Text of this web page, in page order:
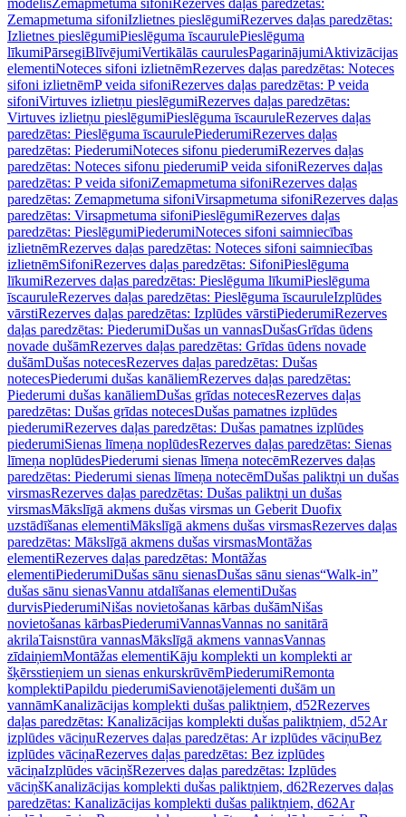
modelisZemapmetuma sifoniRezerves daļas paredzētas:
Zemapmetuma sifoniIzlietnes pieslēgumiRezerves daļas paredzētas:
Izlietnes pieslēgumiPieslēguma īscaurulePieslēguma
līkumiPārsegiBlīvējumiVertikālās caurulesPagarinājumiAktivizācijas
elementiNoteces sifoni izlietnēmRezerves daļas paredzētas: Noteces
sifoni izlietnēmP veida sifoniRezerves daļas paredzētas: P veida
sifoniVirtuves izlietņu pieslēgumiRezerves daļas paredzētas:
Virtuves izlietņu pieslēgumiPieslēguma īscauruleRezerves daļas
paredzētas: Pieslēguma īscaurulePiederumiRezerves daļas
paredzētas: PiederumiNoteces sifonu piederumiRezerves daļas
paredzētas: Noteces sifonu piederumiP veida sifoniRezerves daļas
paredzētas: P veida sifoniZemapmetuma sifoniRezerves daļas
paredzētas: Zemapmetuma sifoniVirsapmetuma sifoniRezerves daļas
paredzētas: Virsapmetuma sifoniPieslēgumiRezerves daļas
paredzētas: PieslēgumiPiederumiNoteces sifoni saimniecības
izlietnēmRezerves daļas paredzētas: Noteces sifoni saimniecības
izlietnēmSifoniRezerves daļas paredzētas: SifoniPieslēguma
līkumiRezerves daļas paredzētas: Pieslēguma līkumiPieslēguma
īscauruleRezerves daļas paredzētas: Pieslēguma īscauruleIzplūdes
vārstiRezerves daļas paredzētas: Izplūdes vārstiPiederumiRezerves
daļas paredzētas: PiederumiDušas un vannasDušasGrīdas ūdens
novade dušāmRezerves daļas paredzētas: Grīdas ūdens novade
dušāmDušas notecesRezerves daļas paredzētas: Dušas
notecesPiederumi dušas kanāliemRezerves daļas paredzētas:
Piederumi dušas kanāliemDušas grīdas notecesRezerves daļas
paredzētas: Dušas grīdas notecesDušas pamatnes izplūdes
piederumiRezerves daļas paredzētas: Dušas pamatnes izplūdes
piederumiSienas līmeņa noplūdesRezerves daļas paredzētas: Sienas
līmeņa noplūdesPiederumi sienas līmeņa notecēmRezerves daļas
paredzētas: Piederumi sienas līmeņa notecēmDušas paliktņi un dušas
virsmasRezerves daļas paredzētas: Dušas paliktņi un dušas
virsmasMākslīgā akmens dušas virsmas un Geberit Duofix
uzstādīšanas elementiMākslīgā akmens dušas virsmasRezerves daļas
paredzētas: Mākslīgā akmens dušas virsmasMontāžas
elementiRezerves daļas paredzētas: Montāžas
elementiPiederumiDušas sānu sienasDušas sānu sienas“Walk-in”
dušas sānu sienasVannu atdalīšanas elementiDušas
durvisPiederumiNišas novietošanas kārbas dušāmNišas
novietošanas kārbasPiederumiVannasVannas no sanitārā
akrilaTaisnstūra vannasMākslīgā akmens vannasVannas
zīdaiņiemMontāžas elementiKāju komplekti un komplekti ar
šķērsstieņiem un sienas enkurskrūvēmPiederumiRemonta
komplektiPapildu piederumiSavienotājelementi dušām un
vannāmKanalizācijas komplekti dušas paliktņiem, d52Rezerves
daļas paredzētas: Kanalizācijas komplekti dušas paliktņiem, d52Ar
izplūdes vāciņuRezerves daļas paredzētas: Ar izplūdes vāciņuBez
izplūdes vāciņaRezerves daļas paredzētas: Bez izplūdes
vāciņaIzplūdes vāciņšRezerves daļas paredzētas: Izplūdes
vāciņšKanalizācijas komplekti dušas paliktņiem, d62Rezerves daļas
paredzētas: Kanalizācijas komplekti dušas paliktņiem, d62Ar